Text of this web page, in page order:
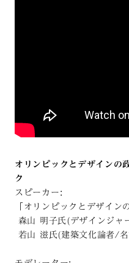
オリンピックとデザインの
ク
スピーカー:
「オリンピックとデザイン
森山 明子氏(デザインジャ
若山 滋氏(建築文化論者/